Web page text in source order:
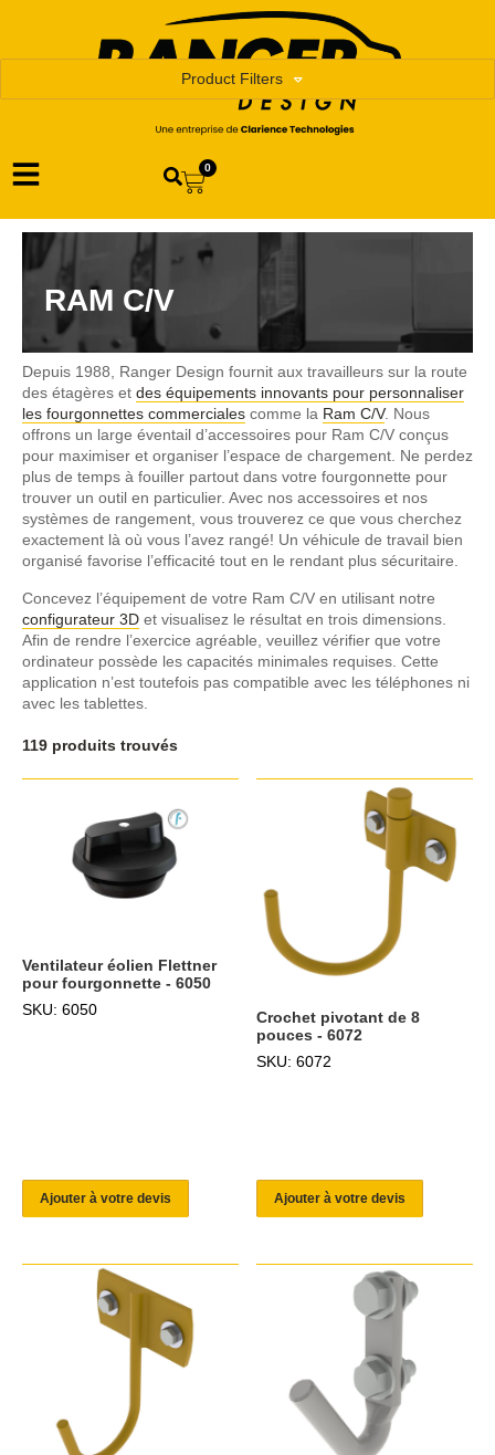
0
RAM C/V
Product Filters
Depuis 1988, Ranger Design fournit aux travailleurs sur la route
des étagères et des équipements innovants pour personnaliser
les fourgonnettes commerciales comme la Ram C/V. Nous
offrons un large éventail d’accessoires pour Ram C/V conçus
pour maximiser et organiser l’espace de chargement. Ne perdez
plus de temps à fouiller partout dans votre fourgonnette pour
trouver un outil en particulier. Avec nos accessoires et nos
systèmes de rangement, vous trouverez ce que vous cherchez
exactement là où vous l’avez rangé! Un véhicule de travail bien
organisé favorise l’efficacité tout en le rendant plus sécuritaire.
Concevez l’équipement de votre Ram C/V en utilisant notre
configurateur 3D et visualisez le résultat en trois dimensions.
Afin de rendre l’exercice agréable, veuillez vérifier que votre
ordinateur possède les capacités minimales requises. Cette
application n’est toutefois pas compatible avec les téléphones ni
avec les tablettes.
119 produits trouvés
Ventilateur éolien Flettner
pour fourgonnette - 6050
SKU: 6050
Ajouter à votre devis
Crochet pivotant de 8
pouces - 6072
SKU: 6072
Ajouter à votre devis